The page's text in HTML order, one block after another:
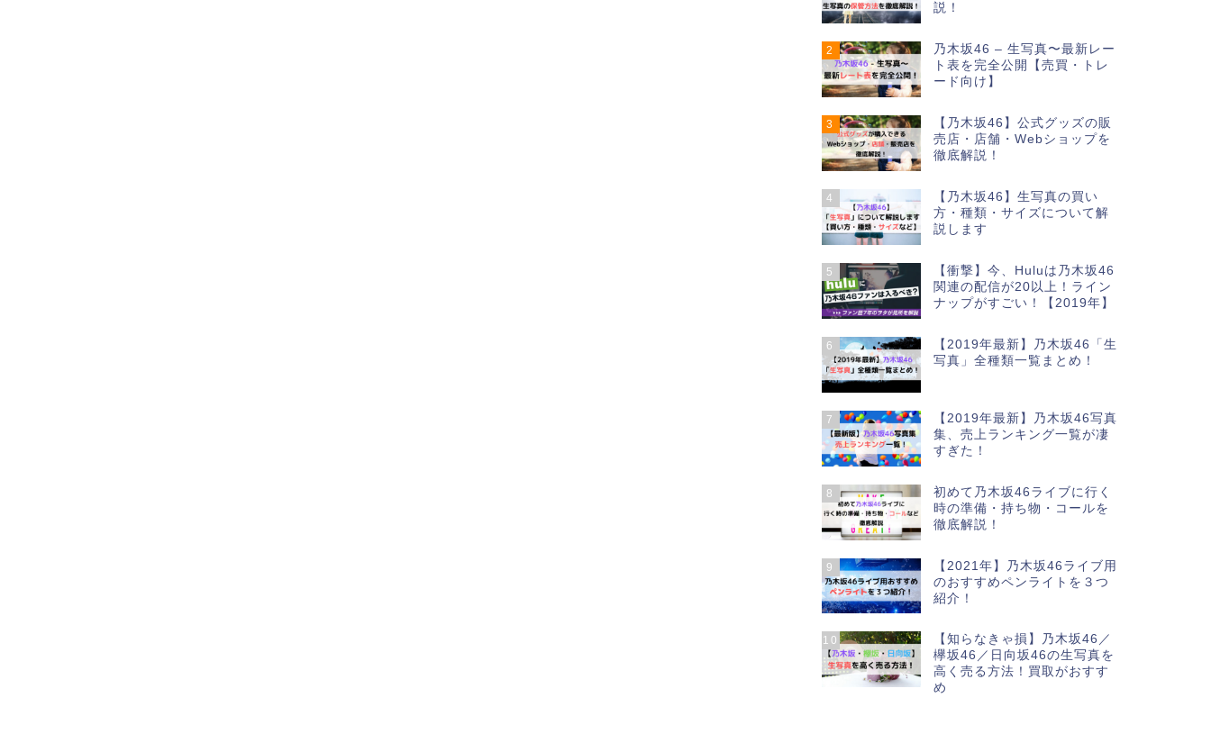
説！
2
乃木坂46 – 生写真〜最新レー
ト表を完全公開【売買・トレ
ード向け】
3
【乃木坂46】公式グッズの販
売店・店舗・Webショップを
徹底解説！
4
【乃木坂46】生写真の買い
方・種類・サイズについて解
説します
5
【衝撃】今、Huluは乃木坂46
関連の配信が20以上！ライン
ナップがすごい！【2019年】
6
【2019年最新】乃木坂46「生
写真」全種類一覧まとめ！
7
【2019年最新】乃木坂46写真
集、売上ランキング一覧が凄
すぎた！
8
初めて乃木坂46ライブに行く
時の準備・持ち物・コールを
徹底解説！
9
【2021年】乃木坂46ライブ用
のおすすめペンライトを３つ
紹介！
10
【知らなきゃ損】乃木坂46／
欅坂46／日向坂46の生写真を
高く売る方法！買取がおすす
め